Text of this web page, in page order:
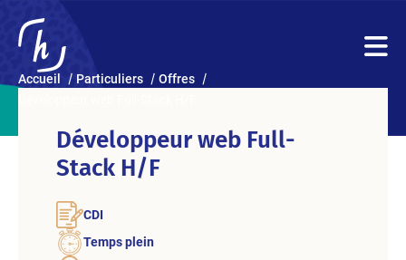
Accueil Particuliers
Offres
Développeur web Full-
Stack H/F
CDI
Temps plein